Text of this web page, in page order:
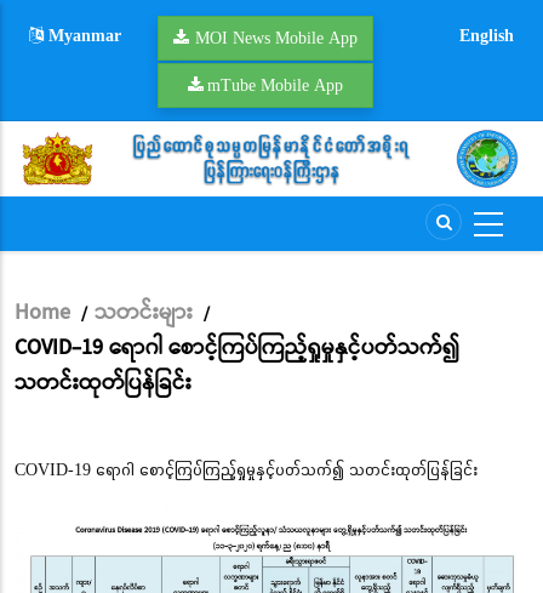
Myanmar MOI News Mobile App
mTube Mobile App
English
Breadcrumb
Home / သတင်းများ /
COVID-19 ရောဂါ စောင့်ကြပ်ကြည့်ရှုမှုနှင့်ပတ်သက်၍
သတင်းထုတ်ပြန်ခြင်း
COVID-19 ရောဂါ စောင့်ကြပ်ကြည့်ရှုမှုနှင့်ပတ်သက်၍ သတင်းထုတ်ပြန်ခြင်း